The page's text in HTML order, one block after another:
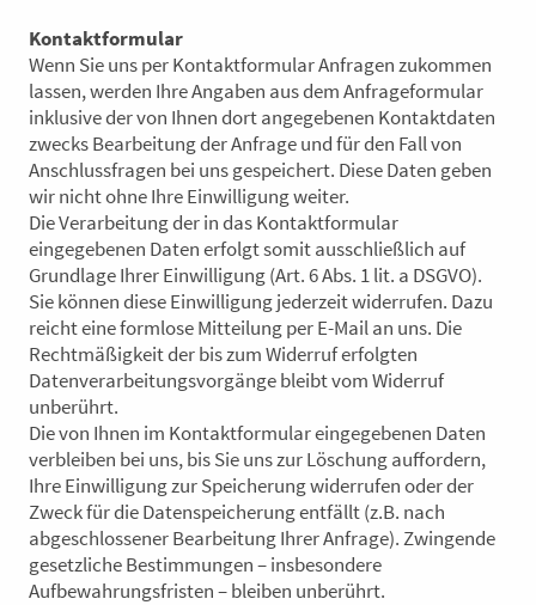
Kontaktformular
Wenn Sie uns per Kontaktformular Anfragen zukommen
lassen, werden Ihre Angaben aus dem Anfrageformular
inklusive der von Ihnen dort angegebenen Kontaktdaten
zwecks Bearbeitung der Anfrage und für den Fall von
Anschlussfragen bei uns gespeichert. Diese Daten geben
wir nicht ohne Ihre Einwilligung weiter.
Die Verarbeitung der in das Kontaktformular
eingegebenen Daten erfolgt somit ausschließlich auf
Grundlage Ihrer Einwilligung (Art. 6 Abs. 1 lit. a DSGVO).
Sie können diese Einwilligung jederzeit widerrufen. Dazu
reicht eine formlose Mitteilung per E-Mail an uns. Die
Rechtmäßigkeit der bis zum Widerruf erfolgten
Datenverarbeitungsvorgänge bleibt vom Widerruf
unberührt.
Die von Ihnen im Kontaktformular eingegebenen Daten
verbleiben bei uns, bis Sie uns zur Löschung auffordern,
Ihre Einwilligung zur Speicherung widerrufen oder der
Zweck für die Datenspeicherung entfällt (z.B. nach
abgeschlossener Bearbeitung Ihrer Anfrage). Zwingende
gesetzliche Bestimmungen – insbesondere
Aufbewahrungsfristen – bleiben unberührt.